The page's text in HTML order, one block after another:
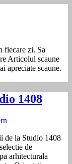
fiecare zi. Sa
Articolul scaune
apreciate scaune.
1408
de la Studio 1408
de
arhitecturala